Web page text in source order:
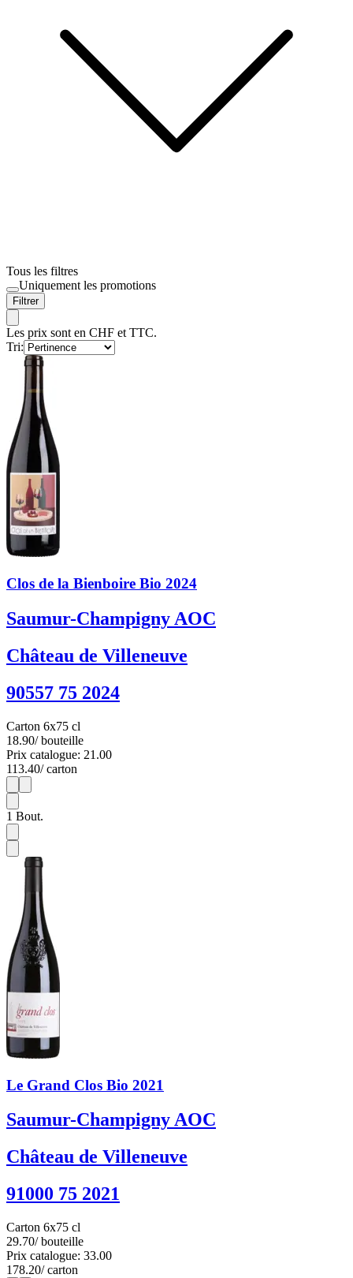
Tous les filtres
Uniquement les promotions
Filtrer
Les prix sont en CHF et TTC.
Tri:
Clos de la Bienboire Bio 2024
Saumur-Champigny AOC
Château de Villeneuve
90557 75 2024
Carton 6x75 cl
18.90/ bouteille
Prix catalogue: 21.00
113.40/ carton
1
1 Bout.
Le Grand Clos Bio 2021
Saumur-Champigny AOC
Château de Villeneuve
91000 75 2021
Carton 6x75 cl
29.70/ bouteille
Prix catalogue: 33.00
178.20/ carton